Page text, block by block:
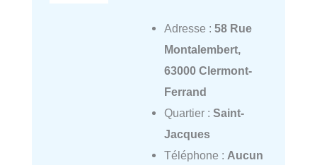
Adresse : 58 Rue
Montalembert,
63000 Clermont-
Ferrand
Quartier : Saint-
Jacques
Téléphone : Aucun